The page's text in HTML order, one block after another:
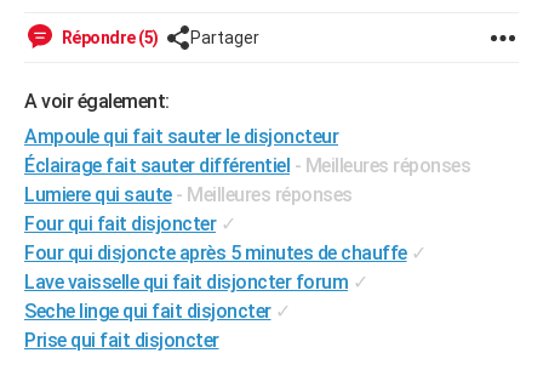
Dictionnaire
Biographies
Citations
Expressions
Proverbes
PROGRAMME TV
S'inscrire
Se connecter
Lycées
Collèges
Primaires
Universités
Entreprises
Service militaire
Avis de recherche
AVIS DE DÉCÈS
FORUM
Bricolage
Lifestyle
Culture
Sport
Auto
Television
Voyage
Cinema
Répondre (5) Partager
A voir également:
Ampoule qui fait sauter le disjoncteur
Éclairage fait sauter différentiel - Meilleures réponses
Lumiere qui saute - Meilleures réponses
Four qui fait disjoncter ✓
Four qui disjoncte après 5 minutes de chauffe ✓
Lave vaisselle qui fait disjoncter forum ✓
Seche linge qui fait disjoncter ✓
Prise qui fait disjoncter